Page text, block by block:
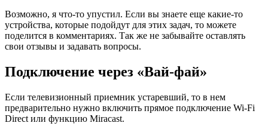
Возможно, я что-то упустил. Если вы знаете еще какие-то
устройства, которые подойдут для этих задач, то можете
поделится в комментариях. Так же не забывайте оставлять
свои отзывы и задавать вопросы.
Подключение через «Вай-фай»
Если телевизионный приемник устаревший, то в нем
предварительно нужно включить прямое подключение Wi-Fi
Direct или функцию Miracast.